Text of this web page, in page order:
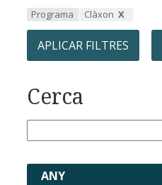
Programa Clàxon
APLICAR FILTRES
Cerca
ANY